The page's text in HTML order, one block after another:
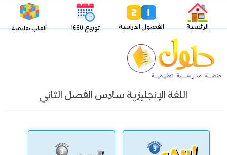
الرئيسية الفصول الدراسية توزيع ١٤٤٧ ألعاب تعليمية
اللغة الإنجليزية سادس الفصل الثاني